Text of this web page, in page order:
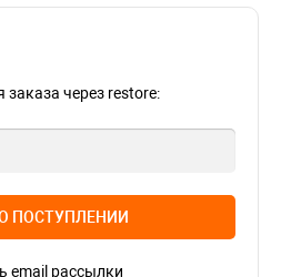
заказа через restore:
ПОСТУПЛЕНИИ
email рассылки